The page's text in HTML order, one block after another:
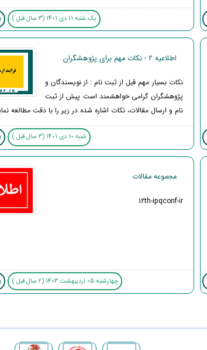
یک شنبه 11 دی 1401 (3 سال قبل )
اطلاعیه 2 - نکات مهم برای پژوهشگران
نکات بسیار مهم قبل از ثبت نام : از نویسندگان و
پژوهشگران گرامی خواهشمند است پیش از ثبت
نام و ارسال مقالات، نکات اشاره شده در زیر را با دقت مطالعه
شنبه 10 دی 1401 (3 سال قبل )
مجموعه مقالات
12th-ipqconf-ir
چهارشنبه 05 اردیبهشت 1403 (2 سال قبل )